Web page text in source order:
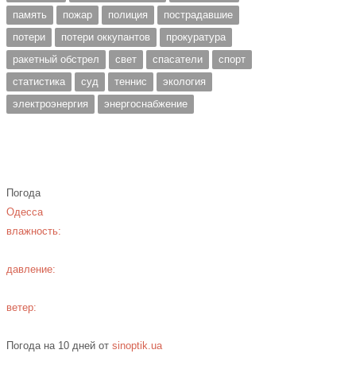
память
пожар полиция
пострадавшие
потери
потери оккупантов
прокуратура
ракетный обстрел
свет спасатели
спорт
статистика
суд теннис
экология
электроэнергия
энергоснабжение
Погода
Одесса
влажность:
давление:
ветер:
Погода на 10 дней отsinoptik.ua